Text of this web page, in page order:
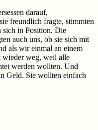
darauf,
freundlich fragte, stimmten
sich in Position. Die
auch uns, ob sie sich mit
als wir einmal an einem
wieder weg, weil alle
werden wollten. Und
Geld. Sie wollten einfach